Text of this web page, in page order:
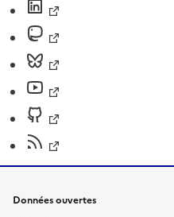
Données ouvertes